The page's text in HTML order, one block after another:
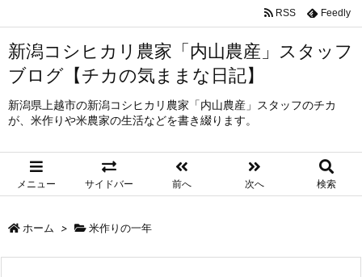
新潟コシヒカリ農家「内山農産」スタッフ
ブログ【チカの気ままな日記】
新潟県上越市の新潟コシヒカリ農家「内山農産」スタッフのチカ
が、米作りや米農家の生活などを書き綴ります。
メニュー サイドバー 前へ 次へ 検索
RSS Feedly
ホーム > 米作りの一年